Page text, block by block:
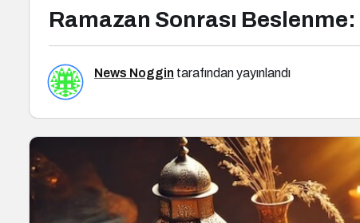
Ramazan Sonrası
News Noggin tarafından yayınlandı